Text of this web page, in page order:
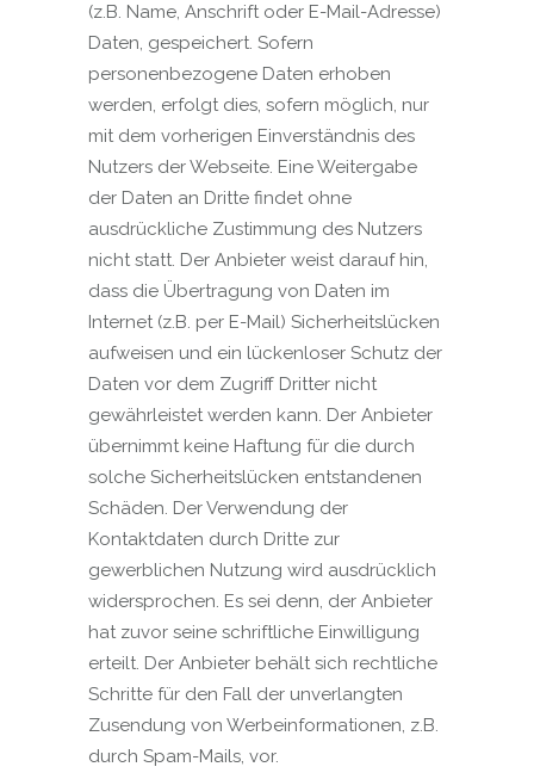
(z.B. Name, Anschrift oder E-Mail-Adresse)
Daten, gespeichert. Sofern
personenbezogene Daten erhoben
werden, erfolgt dies, sofern möglich, nur
mit dem vorherigen Einverständnis des
Nutzers der Webseite. Eine Weitergabe
der Daten an Dritte findet ohne
ausdrückliche Zustimmung des Nutzers
nicht statt. Der Anbieter weist darauf hin,
dass die Übertragung von Daten im
Internet (z.B. per E-Mail) Sicherheitslücken
aufweisen und ein lückenloser Schutz der
Daten vor dem Zugriff Dritter nicht
gewährleistet werden kann. Der Anbieter
übernimmt keine Haftung für die durch
solche Sicherheitslücken entstandenen
Schäden. Der Verwendung der
Kontaktdaten durch Dritte zur
gewerblichen Nutzung wird ausdrücklich
widersprochen. Es sei denn, der Anbieter
hat zuvor seine schriftliche Einwilligung
erteilt. Der Anbieter behält sich rechtliche
Schritte für den Fall der unverlangten
Zusendung von Werbeinformationen, z.B.
durch Spam-Mails, vor.